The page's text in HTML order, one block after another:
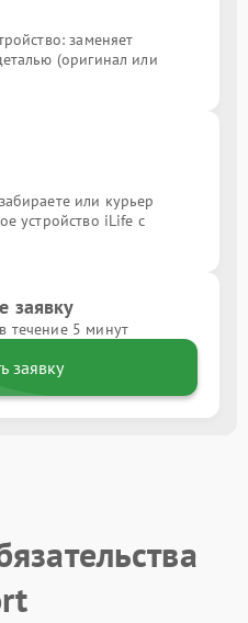
заменяет
(оригинал или
или курьер
устройство iLife с
заявку
течение 5 минут
заявку